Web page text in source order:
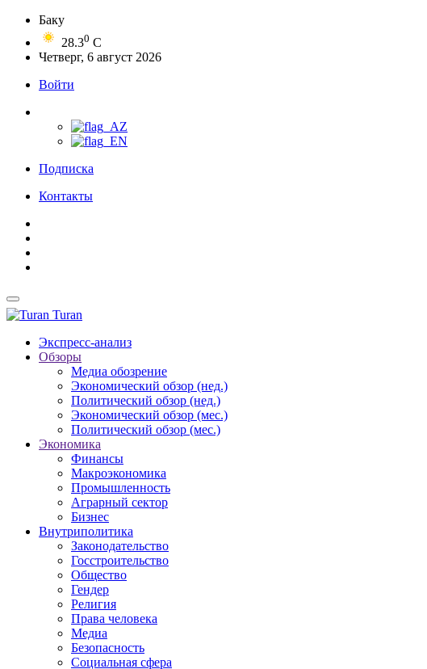
Баку
28.30 C
Четверг, 6 август 2026
Войти
Подписка
Контакты
Turan
Экспресс-анализ
Обзоры
Медиа обозрение
Экономический обзор (нед.)
Политический обзор (нед.)
Экономический обзор (мес.)
Политический обзор (мес.)
Экономика
Финансы
Макроэкономика
Промышленность
Аграрный сектор
Бизнес
Внутриполитика
Законодательство
Госстроительство
Общество
Гендер
Религия
Права человека
Медиа
Безопасность
Социальная сфера